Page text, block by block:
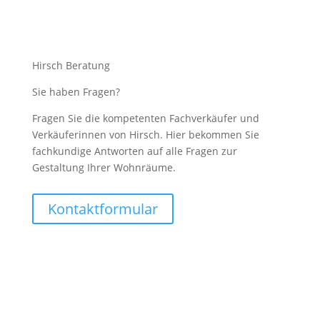
Hirsch Beratung
Sie haben Fragen?
Fragen Sie die kompetenten Fachverkäufer und
Verkäuferinnen von Hirsch. Hier bekommen Sie
fachkundige Antworten auf alle Fragen zur
Gestaltung Ihrer Wohnräume.
Kontaktformular